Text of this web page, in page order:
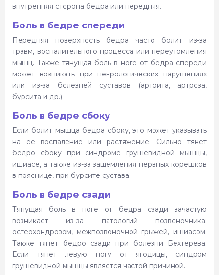
внутренняя сторона бедра или передняя.
Боль в бедре спереди
Передняя поверхность бедра часто болит из-за
травм, воспалительного процесса или переутомления
мышц. Также тянущая боль в ноге от бедра спереди
может возникать при неврологических нарушениях
или из-за болезней суставов (артрита, артроза,
бурсита и др.)
Боль в бедре сбоку
Если болит мышца бедра сбоку, это может указывать
на ее воспаление или растяжение. Сильно тянет
бедро сбоку при синдроме грушевидной мышцы,
ишиасе, а также из-за защемления нервных корешков
в пояснице, при бурсите сустава.
Боль в бедре сзади
Тянущая боль в ноге от бедра сзади зачастую
возникает из-за патологий позвоночника:
остеохондрозом, межпозвоночной грыжей, ишиасом.
Также тянет бедро сзади при болезни Бехтерева.
Если тянет левую ногу от ягодицы, синдром
грушевидной мышцы является частой причиной.